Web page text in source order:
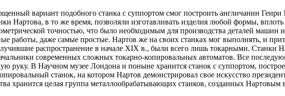
вариант подобного станка с суппортом смог построить англичанин
Нартова, в то же время, позволяли изготавливать изделия любой формы,
точностью, что было необходимым для производства деталей
работы, даже самые простые. Нартов же на своих станках мог выполнять, и
распространение в начале XIX в., были всего лишь токарными. Станки
современных сложных токарно-копировальных автоматов. Все
руку. В Научном музее Лондона и поныне хранится станок с суппортом,
станок, на котором Нартов демонстрировал свое искусство
хранится целая группа металлообрабатывающих станков, созданных